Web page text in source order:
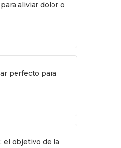
aliviar dolor o
perfecto para
el objetivo de la